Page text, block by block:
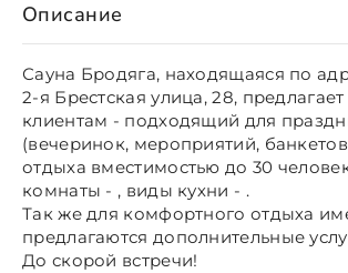
Описание
Сауна Бродяга, находящаяся по
2-я Брестская улица, 28,
клиентам - подходящий для
(вечеринок, мероприятий,
отдыха вместимостью до 30
комнаты - , виды кухни - .
Так же для комфортного отдыха
предлагаются дополнительные
До скорой встречи!